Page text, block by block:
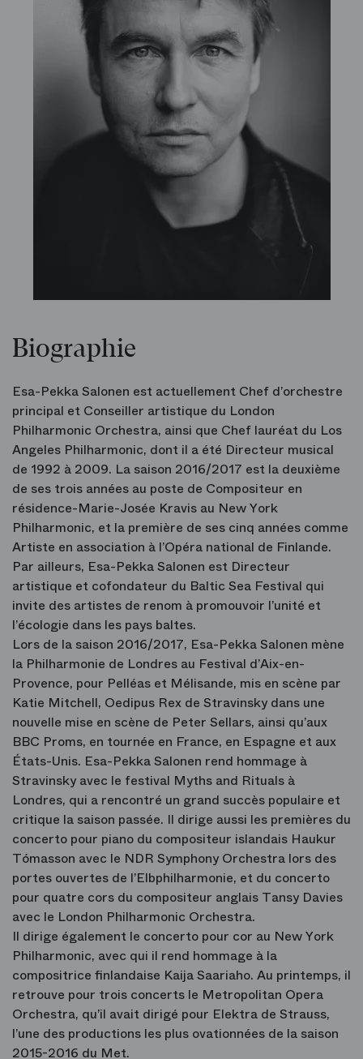
Biographie
Esa-Pekka Salonen est actuellement Chef d’orchestre
principal et Conseiller artistique du London
Philharmonic Orchestra, ainsi que Chef lauréat du Los
Angeles Philharmonic, dont il a été Directeur musical
de 1992 à 2009. La saison 2016/2017 est la deuxième
de ses trois années au poste de Compositeur en
résidence-Marie-Josée Kravis au New York
Philharmonic, et la première de ses cinq années comme
Artiste en association à l’Opéra national de Finlande.
Par ailleurs, Esa-Pekka Salonen est Directeur
artistique et cofondateur du Baltic Sea Festival qui
invite des artistes de renom à promouvoir l’unité et
l’écologie dans les pays baltes.
Lors de la saison 2016/2017, Esa-Pekka Salonen mène
la Philharmonie de Londres au Festival d’Aix-en-
Provence, pour Pelléas et Mélisande, mis en scène par
Katie Mitchell, Oedipus Rex de Stravinsky dans une
nouvelle mise en scène de Peter Sellars, ainsi qu’aux
BBC Proms, en tournée en France, en Espagne et aux
États-Unis. Esa-Pekka Salonen rend hommage à
Stravinsky avec le festival Myths and Rituals à
Londres, qui a rencontré un grand succès populaire et
critique la saison passée. Il dirige aussi les premières du
concerto pour piano du compositeur islandais Haukur
Tómasson avec le NDR Symphony Orchestra lors des
portes ouvertes de l’Elbphilharmonie, et du concerto
pour quatre cors du compositeur anglais Tansy Davies
avec le London Philharmonic Orchestra.
Il dirige également le concerto pour cor au New York
Philharmonic, avec qui il rend hommage à la
compositrice finlandaise Kaija Saariaho. Au printemps, il
retrouve pour trois concerts le Metropolitan Opera
Orchestra, qu’il avait dirigé pour Elektra de Strauss,
l’une des productions les plus ovationnées de la saison
2015-2016 du Met.